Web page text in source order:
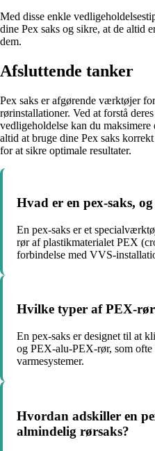
Med disse enkle
dine Pex saks og sikre, at de altid
dem.
Afsluttende tanker
Pex saks er afgørende værktøjer
rørinstallationer. Ved at forstå
vedligeholdelse kan du
altid at bruge dine Pex saks
for at sikre optimale resultater.
Hvad er en pex-saks,
En pex-saks er et
rør af plastikmaterialet PEX
forbindelse med VVS-
Hvilke typer af PEX-
En pex-saks er designet til at
og PEX-alu-PEX-rør, som
varmesystemer.
Hvordan adskiller en
almindelig rørsaks?